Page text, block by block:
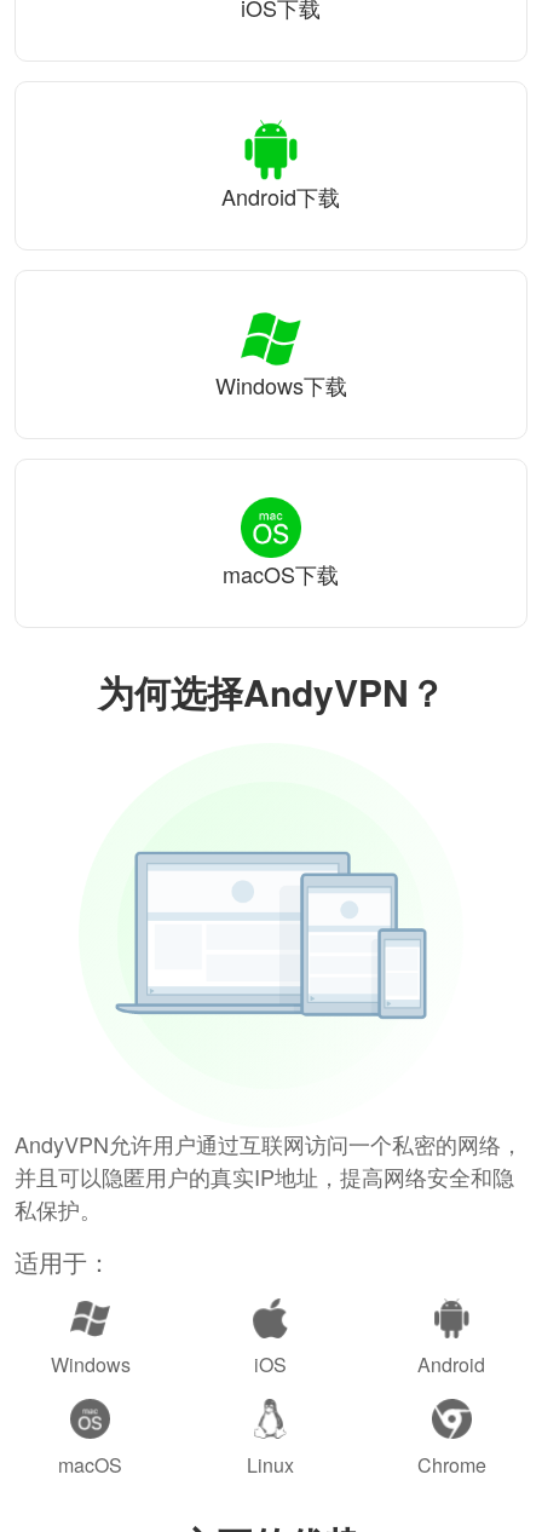
为何选择AndyVPN？
AndyVPN允许用户通过互联网访问一个私密的网络，
并且可以隐匿用户的真实IP地址，提高网络安全和隐
私保护。
适用于：
Windows iOS Android
macOS Linux Chrome
iOS下载
Android下载
Windows下载
macOS下载